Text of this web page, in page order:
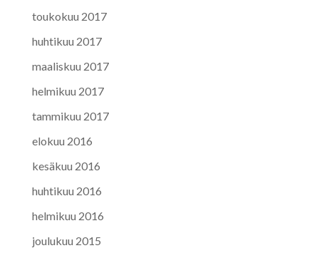
toukokuu 2017
huhtikuu 2017
maaliskuu 2017
helmikuu 2017
tammikuu 2017
elokuu 2016
kesäkuu 2016
huhtikuu 2016
helmikuu 2016
joulukuu 2015